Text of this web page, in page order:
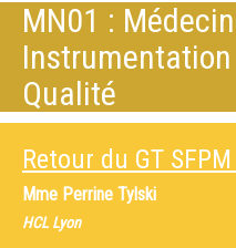
MN01 :
Qualité
Retour du GT
Mme Perrine Tylski
HCL Lyon